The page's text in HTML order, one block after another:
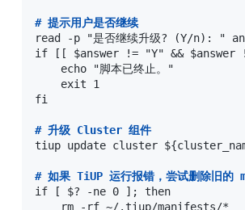
# 提示用户是否继续
read -p "是否继续升级? (Y/n): "
if [[ $answer != "Y" &&
    echo "脚本已终止。"
    exit 1
fi
# 升级 Cluster 组件
tiup update cluster
# 如果 TiUP 运行报错，尝试删除旧的
if [ $? -ne 0 ]; then
    rm -rf ~/.tiup/manifests/*